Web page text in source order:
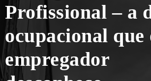
Profissional – a
ocupacional que
empregador